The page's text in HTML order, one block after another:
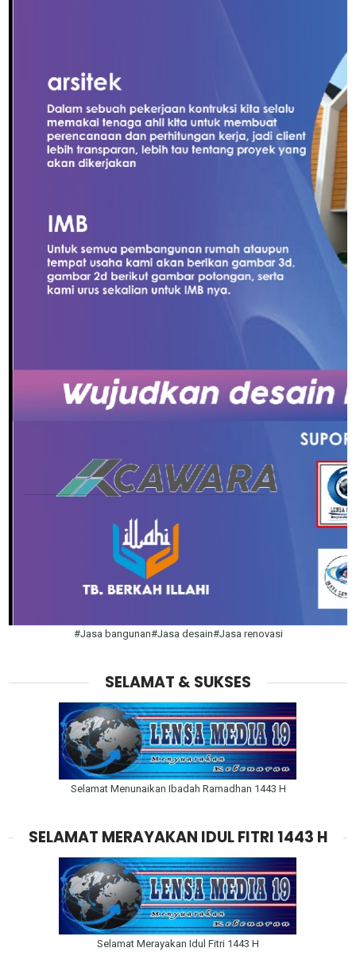
#Jasa bangunan#Jasa desain#Jasa renovasi
SELAMAT & SUKSES
Selamat Menunaikan Ibadah Ramadhan 1443 H
SELAMAT MERAYAKAN IDUL FITRI 1443 H
Selamat Merayakan Idul Fitri 1443 H